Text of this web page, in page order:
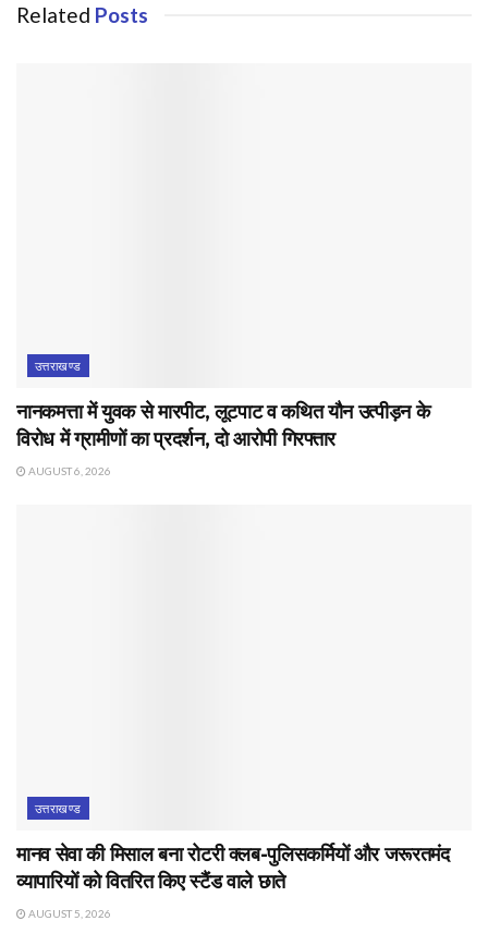
Related Posts
उत्तराखण्ड
नानकमत्ता में युवक से मारपीट, लूटपाट व कथित यौन उत्पीड़न के
विरोध में ग्रामीणों का प्रदर्शन, दो आरोपी गिरफ्तार
AUGUST 6, 2026
उत्तराखण्ड
मानव सेवा की मिसाल बना रोटरी क्लब-पुलिसकर्मियों और जरूरतमंद
व्यापारियों को वितरित किए स्टैंड वाले छाते
AUGUST 5, 2026